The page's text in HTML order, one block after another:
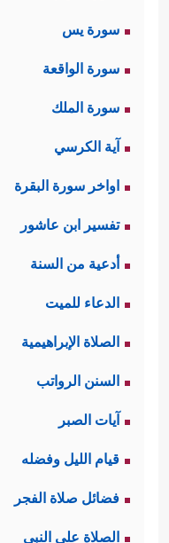
سورة يس
سورة الواقعة
سورة الملك
آية الكرسي
اواخر سورة البقرة
تفسير ابن عاشور
أدعية من السنة
الدعاء للميت
الصلاة الإبراهيمية
السنن الرواتب
آيات الصبر
قيام الليل وفضله
فضائل صلاة الفجر
الصلاة على النبي